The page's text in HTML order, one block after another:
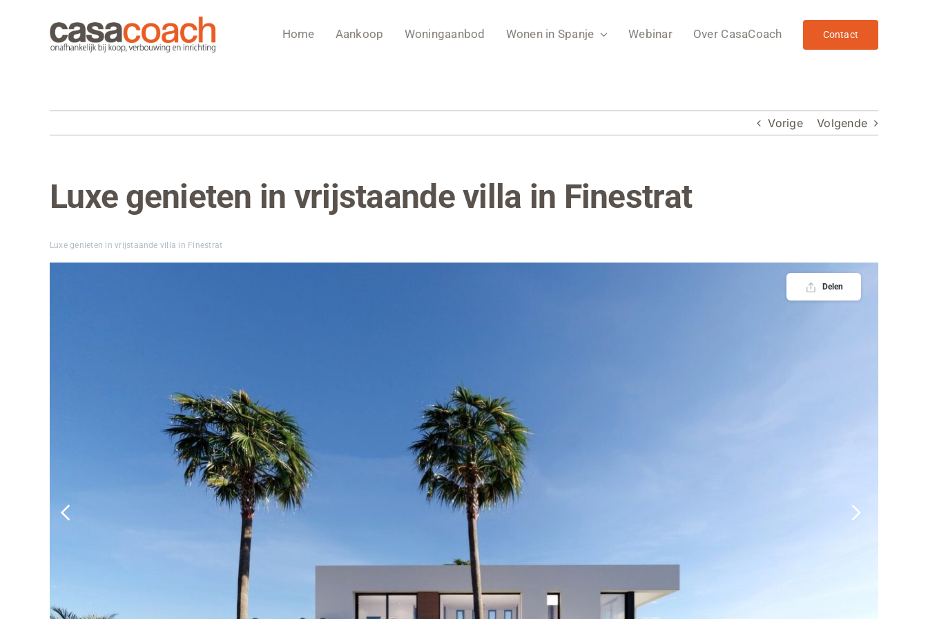
Home Aankoop Woningaanbod Wonen in Spanje Webinar Over CasaCoach Contact
Vorige Volgende
Bekijk
grotere
Luxe genieten in vrijstaande villa in Finestrat
Luxe genieten in vrijstaande villa in Finestrat
Delen